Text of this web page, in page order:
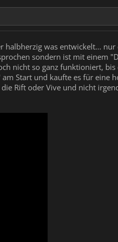
was entwickelt...
sondern ist mit einem
nicht so ganz funktioniert, bis
Start und kaufte es für eine
Rift oder Vive und nicht